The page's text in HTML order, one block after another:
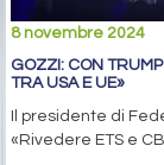
8 novembre 2024
GOZZI: CON
TRA USA E UE»
Il presidente di
«Rivedere ETS e